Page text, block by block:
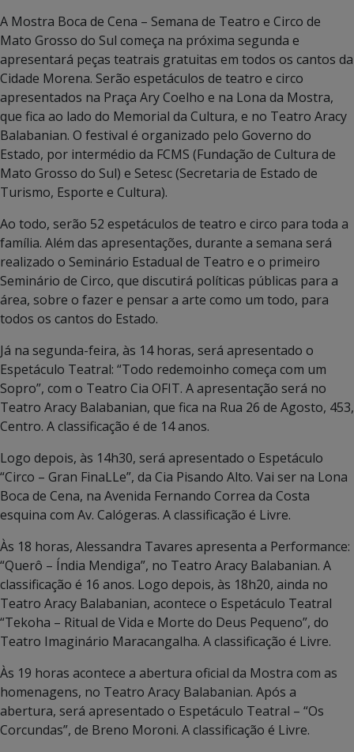
A Mostra Boca de Cena – Semana de Teatro e Circo de
Mato Grosso do Sul começa na próxima segunda e
apresentará peças teatrais gratuitas em todos os cantos da
Cidade Morena. Serão espetáculos de teatro e circo
apresentados na Praça Ary Coelho e na Lona da Mostra,
que fica ao lado do Memorial da Cultura, e no Teatro Aracy
Balabanian. O festival é organizado pelo Governo do
Estado, por intermédio da FCMS (Fundação de Cultura de
Mato Grosso do Sul) e Setesc (Secretaria de Estado de
Turismo, Esporte e Cultura).
Ao todo, serão 52 espetáculos de teatro e circo para toda a
família. Além das apresentações, durante a semana será
realizado o Seminário Estadual de Teatro e o primeiro
Seminário de Circo, que discutirá políticas públicas para a
área, sobre o fazer e pensar a arte como um todo, para
todos os cantos do Estado.
Já na segunda-feira, às 14 horas, será apresentado o
Espetáculo Teatral: “Todo redemoinho começa com um
Sopro”, com o Teatro Cia OFIT. A apresentação será no
Teatro Aracy Balabanian, que fica na Rua 26 de Agosto, 453,
Centro. A classificação é de 14 anos.
Logo depois, às 14h30, será apresentado o Espetáculo
“Circo – Gran FinaLLe”, da Cia Pisando Alto. Vai ser na Lona
Boca de Cena, na Avenida Fernando Correa da Costa
esquina com Av. Calógeras. A classificação é Livre.
Às 18 horas, Alessandra Tavares apresenta a Performance:
“Querô – Índia Mendiga”, no Teatro Aracy Balabanian. A
classificação é 16 anos. Logo depois, às 18h20, ainda no
Teatro Aracy Balabanian, acontece o Espetáculo Teatral
“Tekoha – Ritual de Vida e Morte do Deus Pequeno”, do
Teatro Imaginário Maracangalha. A classificação é Livre.
Às 19 horas acontece a abertura oficial da Mostra com as
homenagens, no Teatro Aracy Balabanian. Após a
abertura, será apresentado o Espetáculo Teatral – “Os
Corcundas”, de Breno Moroni. A classificação é Livre.